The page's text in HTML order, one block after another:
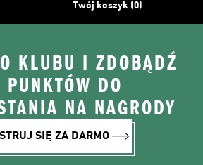
Twój koszyk (0)
KLUBU I ZDOBĄDŹ
DO
NA NAGRODY
SIĘ ZA DARMO